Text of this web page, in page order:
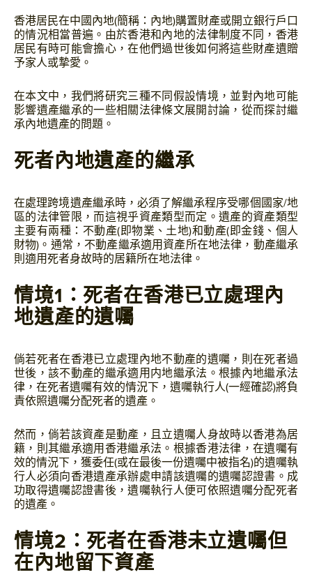
香港居民在中國內地(簡稱：內地)購置財產或開立銀行戶口
的情況相當普遍。由於香港和內地的法律制度不同，香港
居民有時可能會擔心，在他們過世後如何將這些財產遺贈
予家人或摯愛。
在本文中，我們將研究三種不同假設情境，並對內地可能
影響遺產繼承的一些相關法律條文展開討論，從而探討繼
承內地遺產的問題。
死者內地遺產的繼承
在處理跨境遺產繼承時，必須了解繼承程序受哪個國家/地
區的法律管限，而這視乎資產類型而定。遺產的資產類型
主要有兩種：不動產(即物業、土地)和動產(即金錢、個人
財物)。通常，不動產繼承適用資產所在地法律，動產繼承
則適用死者身故時的居籍所在地法律。
情境1：死者在香港已立處理內
地遺產的遺囑
倘若死者在香港已立處理內地不動產的遺囑，則在死者過
世後，該不動產的繼承適用内地繼承法。根據內地繼承法
律，在死者遺囑有效的情況下，遺囑執行人(一經確認)將負
責依照遺囑分配死者的遺產。
然而，倘若該資產是動產，且立遺囑人身故時以香港為居
籍，則其繼承適用香港繼承法。根據香港法律，在遺囑有
效的情況下，獲委任(或在最後一份遺囑中被指名)的遺囑執
行人必須向香港遺產承辦處申請該遺囑的遺囑認證書。成
功取得遺囑認證書後，遺囑執行人便可依照遺囑分配死者
的遺產。
情境2：死者在香港未立遺囑但
在內地留下資產